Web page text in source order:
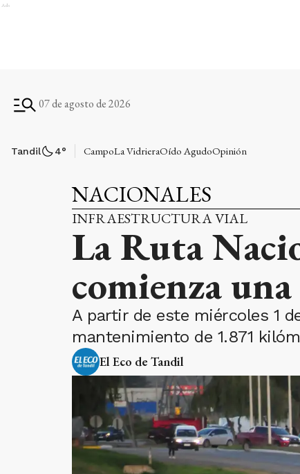
Ads
07 de agosto de 2026
Tandil 4° CampoLa VidrieraOído AgudoOpinión
NACIONALES
INFRAESTRUCTURA VIAL
La Ruta
comienza
A partir de este miércoles 1
mantenimiento de 1.871
El Eco de Tandil